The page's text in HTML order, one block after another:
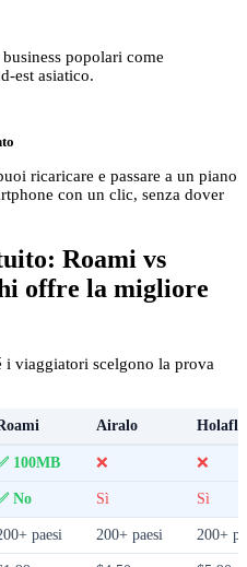
popolari come
est asiatico.
ricaricare e passare a un piano
con un clic, senza dover
Roami vs
offre la migliore
viaggiatori scelgono la prova
Airalo Holafly
100MB ❌ ❌
No Sì Sì
paesi 200+ paesi 200+